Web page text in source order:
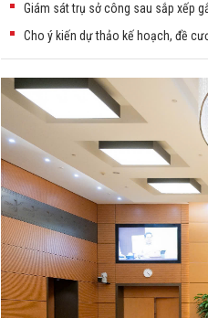
Giám sát trụ sở công sau sắp xếp
Cho ý kiến dự thảo kế hoạch, đề